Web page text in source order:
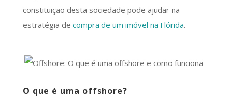
constituição desta sociedade pode ajudar na
estratégia de compra de um imóvel na Flórida.
O que é uma offshore?